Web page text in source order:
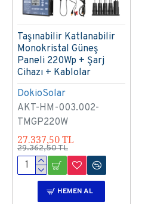
DokioSolar
AKT-HM-003.002-
TMGP220W
Taşınabilir Katlanabilir
Monokristal Güneş
Paneli 220Wp + Şarj
Cihazı + Kablolar
27.337,50 TL
29.362,50 TL
HEMEN AL